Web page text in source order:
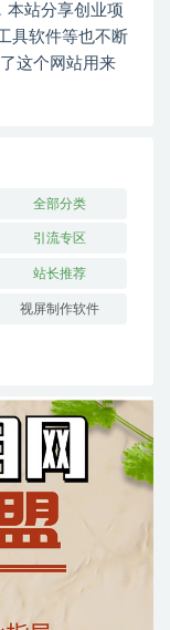
本站分享创业项
具软件等也不断
这个网站用来
全部分类
引流专区
站长推荐
视屏制作软件